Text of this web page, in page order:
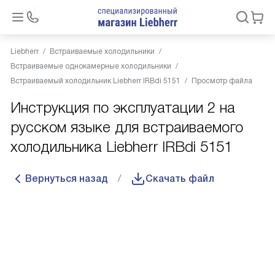
Liebherr
Встраиваемые холодильники
Встраиваемые однокамерные холодильники
Встраиваемый холодильник Liebherr IRBdi 5151
Просмотр файла
Инструкция по эксплуатации 2 на
русском языке для встраиваемого
холодильника Liebherr IRBdi 5151
Вернуться назад Скачать файл